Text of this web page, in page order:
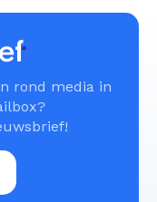
rond media in